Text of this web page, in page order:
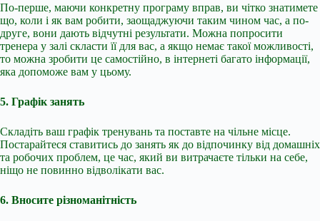
По-перше, маючи конкретну програму вправ, ви чітко знатимете
що, коли і як вам робити, заощаджуючи таким чином час, а по-
друге, вони дають відчутні результати. Можна попросити
тренера у залі скласти її для вас, а якщо немає такої можливості,
то можна зробити це самостійно, в інтернеті багато інформації,
яка допоможе вам у цьому.
5. Графік занять
Складіть ваш графік тренувань та поставте на чільне місце.
Постарайтеся ставитись до занять як до відпочинку від домашніх
та робочих проблем, це час, який ви витрачаєте тільки на себе,
ніщо не повинно відволікати вас.
6. Вносите різноманітність